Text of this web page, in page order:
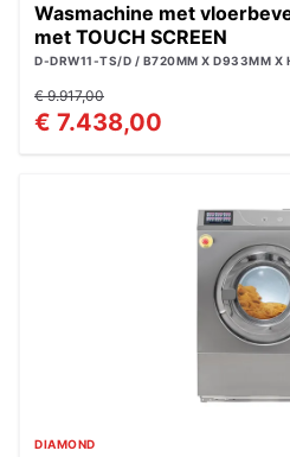
Wasmachine met
met TOUCH SCREEN
D-DRW11-TS/D / B720MM X D933MM X
€ 9.917,00
€ 7.438,00
DIAMOND